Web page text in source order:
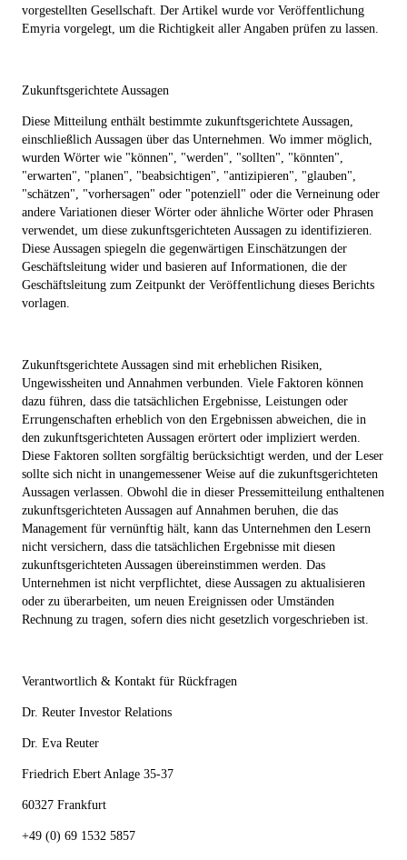
vorgestellten Gesellschaft. Der Artikel wurde vor Veröffentlichung
Emyria vorgelegt, um die Richtigkeit aller Angaben prüfen zu lassen.
Zukunftsgerichtete Aussagen
Diese Mitteilung enthält bestimmte zukunftsgerichtete Aussagen,
einschließlich Aussagen über das Unternehmen. Wo immer möglich,
wurden Wörter wie "können", "werden", "sollten", "könnten",
"erwarten", "planen", "beabsichtigen", "antizipieren", "glauben",
"schätzen", "vorhersagen" oder "potenziell" oder die Verneinung oder
andere Variationen dieser Wörter oder ähnliche Wörter oder Phrasen
verwendet, um diese zukunftsgerichteten Aussagen zu identifizieren.
Diese Aussagen spiegeln die gegenwärtigen Einschätzungen der
Geschäftsleitung wider und basieren auf Informationen, die der
Geschäftsleitung zum Zeitpunkt der Veröffentlichung dieses Berichts
vorlagen.
Zukunftsgerichtete Aussagen sind mit erheblichen Risiken,
Ungewissheiten und Annahmen verbunden. Viele Faktoren können
dazu führen, dass die tatsächlichen Ergebnisse, Leistungen oder
Errungenschaften erheblich von den Ergebnissen abweichen, die in
den zukunftsgerichteten Aussagen erörtert oder impliziert werden.
Diese Faktoren sollten sorgfältig berücksichtigt werden, und der Leser
sollte sich nicht in unangemessener Weise auf die zukunftsgerichteten
Aussagen verlassen. Obwohl die in dieser Pressemitteilung enthaltenen
zukunftsgerichteten Aussagen auf Annahmen beruhen, die das
Management für vernünftig hält, kann das Unternehmen den Lesern
nicht versichern, dass die tatsächlichen Ergebnisse mit diesen
zukunftsgerichteten Aussagen übereinstimmen werden. Das
Unternehmen ist nicht verpflichtet, diese Aussagen zu aktualisieren
oder zu überarbeiten, um neuen Ereignissen oder Umständen
Rechnung zu tragen, sofern dies nicht gesetzlich vorgeschrieben ist.
Verantwortlich & Kontakt für Rückfragen
Dr. Reuter Investor Relations
Dr. Eva Reuter
Friedrich Ebert Anlage 35-37
60327 Frankfurt
+49 (0) 69 1532 5857